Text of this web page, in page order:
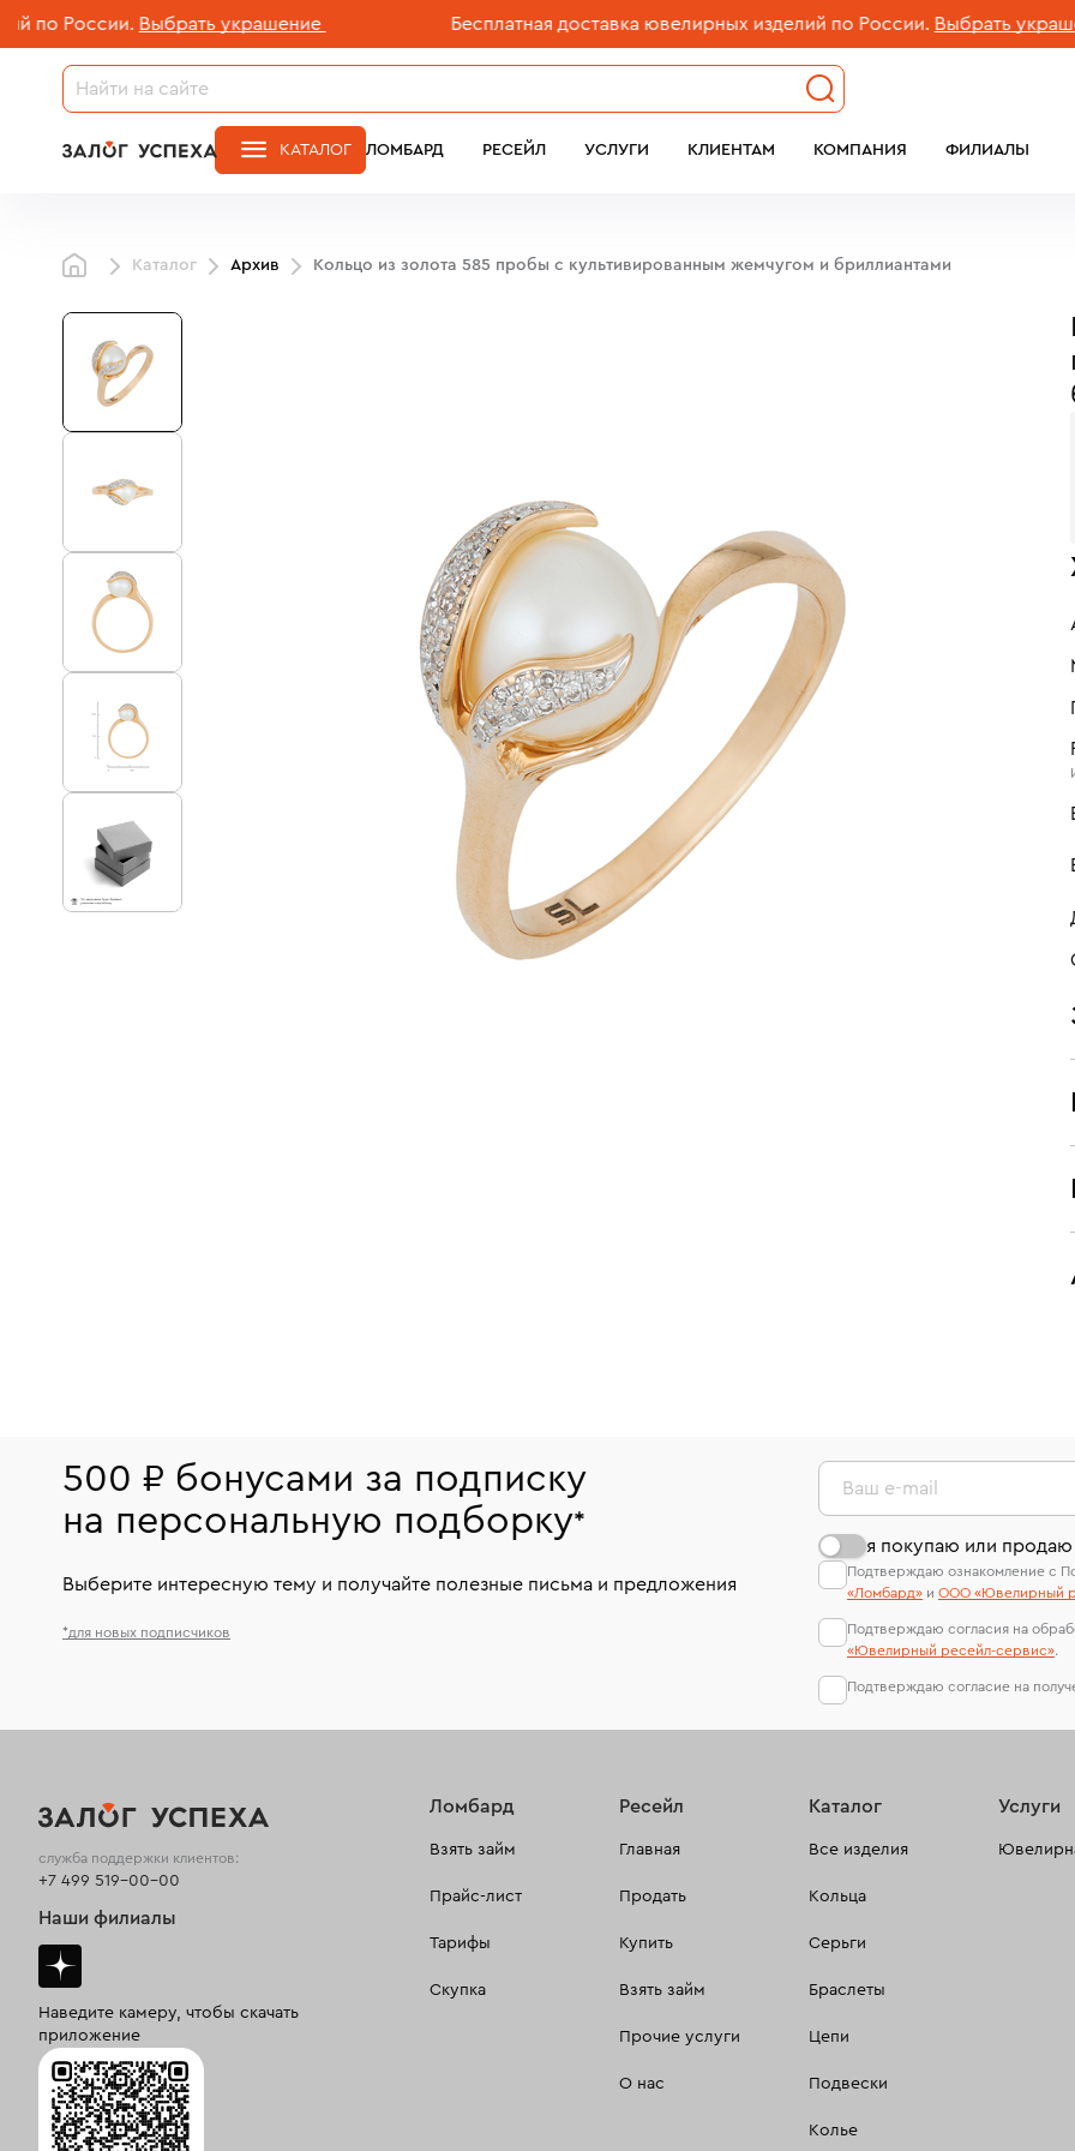
России. Выбрать украшение Бесплатная доставка ювелирных изделий по России. Выбрать украшение
ЛОМБАРД РЕСЕЙЛ УСЛУГИ КЛИЕНТАМ КОМПАНИЯ ФИЛИАЛЫ
КАТАЛОГ
Каталог Архив Кольцо из золота 585 пробы c культивированным жемчугом и бриллиантами
500 ₽ бонусами за подписку
на персональную подборку*
Выберите интересную тему и получайте полезные письма и предложения
*для новых подписчиков
Ваш e-mail
я покупаю или
Подтверждаю ознакомление с
«Ломбард» и ООО «Ювелирный
Подтверждаю согласия на
«Ювелирный ресейл-сервиc».
Подтверждаю согласие на
Ломбард
Взять займ
Прайс-лист
Тарифы
Скупка
Ресейл
Главная
Продать
Купить
Взять займ
Прочие услуги
О нас
Каталог
Все изделия
Кольца
Серьги
Браслеты
Цепи
Подвески
Колье
Услуги
служба поддержки клиентов:
+7 499 519-00-00
Наши филиалы
Наведите камеру, чтобы скачать
приложение